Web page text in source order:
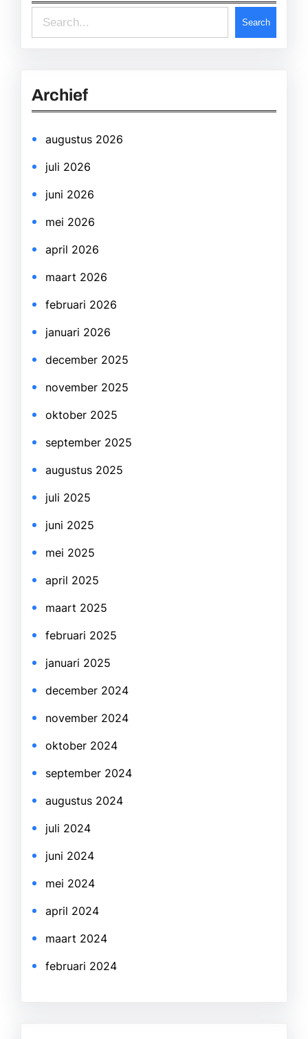
e
c
Search
Archief
augustus 2026
juli 2026
juni 2026
mei 2026
april 2026
maart 2026
februari 2026
januari 2026
december 2025
november 2025
oktober 2025
september 2025
augustus 2025
juli 2025
juni 2025
mei 2025
april 2025
maart 2025
februari 2025
januari 2025
december 2024
november 2024
oktober 2024
september 2024
augustus 2024
juli 2024
juni 2024
mei 2024
april 2024
maart 2024
februari 2024